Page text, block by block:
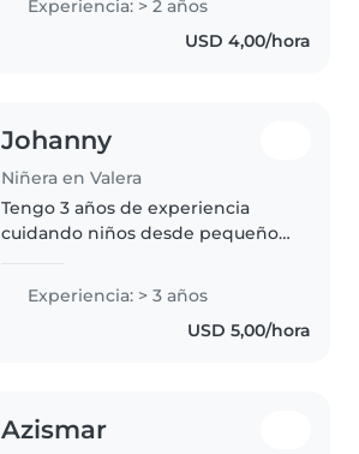
edad escolar. Me encanta dibujar
y ayudar con las tareas del..
Experiencia: > 2 años
USD 4,00/hora
Johanny
Niñera en Valera
Tengo 3 años de experiencia
cuidando niños desde pequeños
Me encanta leer, hacer
manualidades, música y juegos.
Conozco bien la cocina, tareas
Experiencia: > 3 años
USD 5,00/hora
Azismar